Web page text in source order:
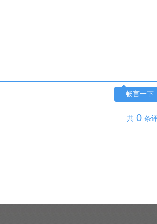
畅言一下
共 0 条